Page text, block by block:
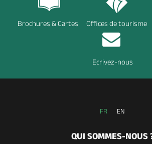
Brochures & Cartes Offices de tourisme
Ecrivez-nous
FR EN
QUI SOMMES-NOUS